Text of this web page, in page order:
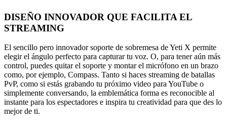
DISEÑO INNOVADOR QUE FACILITA EL
STREAMING
El sencillo pero innovador soporte de sobremesa de Yeti X permite
elegir el ángulo perfecto para capturar tu voz. O, para tener aún más
control, puedes quitar el soporte y montar el micrófono en un brazo
como, por ejemplo, Compass. Tanto si haces streaming de batallas
PvP, como si estás grabando tu próximo video para YouTube o
simplemente conversando, la emblemática forma es reconocible al
instante para los espectadores e inspira tu creatividad para que des lo
mejor de ti.